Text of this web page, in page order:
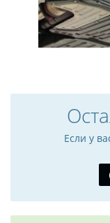
Если у